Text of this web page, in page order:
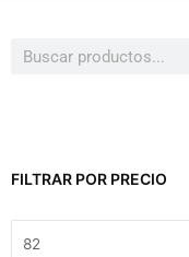
Search
FILTRAR POR PRECIO